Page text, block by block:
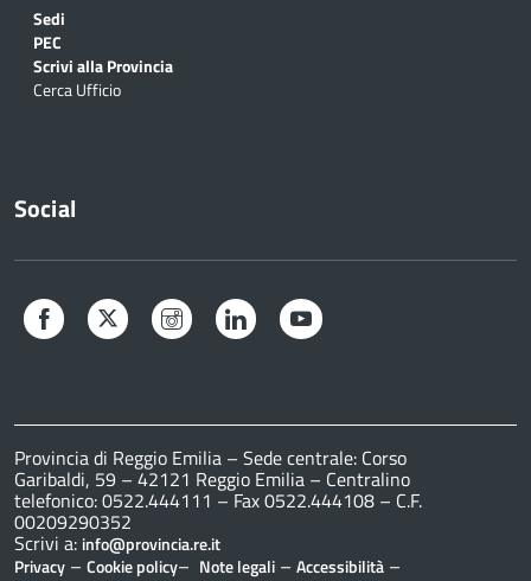
Sedi
PEC
Scrivi alla Provincia
Cerca Ufficio
Social
Facebook Twitter Instagram LinkedIn
Provincia di Reggio Emilia – Sede centrale: Corso
Garibaldi, 59 – 42121 Reggio Emilia – Centralino
telefonico: 0522.444111 – Fax 0522.444108 – C.F.
00209290352
Scrivi a: info@provincia.re.it
Privacy – Cookie policy– Note legali – Accessibilità –